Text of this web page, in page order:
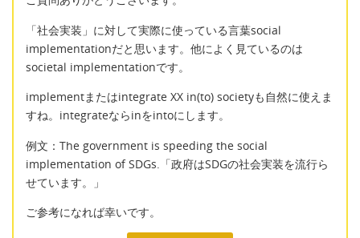
「社会実装」に対して実際に使っている言葉social
implementationだと思います。他によく見ているのは
societal implementationです。
implementまたはintegrate XX in(to) societyも自然に使えま
すね。integrateならinをintoにします。
例文：The government is speeding the social
implementation of SDGs.「政府はSDGの社会実装を流行ら
せています。」
ご参考になれば幸いです。